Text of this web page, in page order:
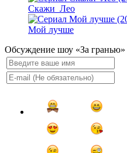
Скажи_Лео
Мой лучше
Обсуждение шоу «За гранью»